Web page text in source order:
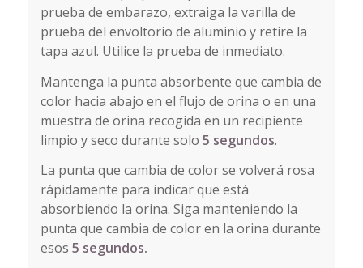
prueba de embarazo, extraiga la varilla de
prueba del envoltorio de aluminio y retire la
tapa azul. Utilice la prueba de inmediato.
Mantenga la punta absorbente que cambia de
color hacia abajo en el flujo de orina o en una
muestra de orina recogida en un recipiente
limpio y seco durante solo 5 segundos.
La punta que cambia de color se volverá rosa
rápidamente para indicar que está
absorbiendo la orina. Siga manteniendo la
punta que cambia de color en la orina durante
esos 5 segundos.